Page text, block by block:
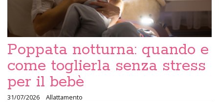
Poppata notturna: quando e
come toglierla senza stress
per il bebè
31/07/2026
Allattamento